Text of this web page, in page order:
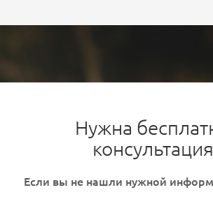
Нужна